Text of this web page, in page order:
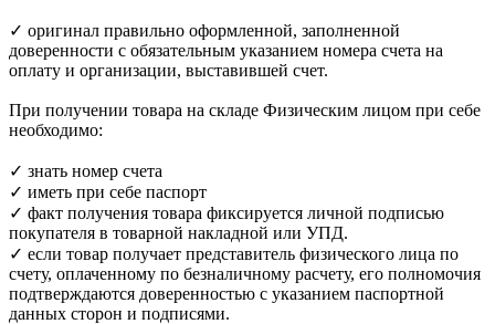
✓ оригинал правильно оформленной, заполненной
доверенности с обязательным указанием номера счета на
оплату и организации, выставившей счет.
При получении товара на складе Физическим лицом при себе
необходимо:
✓ знать номер счета
✓ иметь при себе паспорт
✓ факт получения товара фиксируется личной подписью
покупателя в товарной накладной или УПД.
✓ если товар получает представитель физического лица по
счету, оплаченному по безналичному расчету, его полномочия
подтверждаются доверенностью с указанием паспортной
данных сторон и подписями.